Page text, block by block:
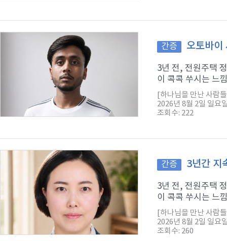
간증 오토바이
3년 전, 전원주택
이 콕콕 쑤시는 느
[하나님을 만난 사람
2026년 8월 2일 일요
조회수: 222
간증 3년간 지
3년 전, 전원주택
이 콕콕 쑤시는 느
[하나님을 만난 사람
2026년 8월 2일 일요
조회수: 260